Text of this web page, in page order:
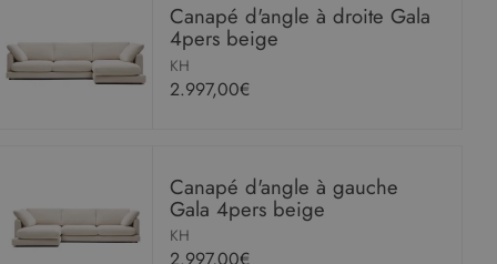
Canapé d'angle à droite Gala
4pers beige
KH
2.997,00€
Canapé d'angle à gauche
Gala 4pers beige
KH